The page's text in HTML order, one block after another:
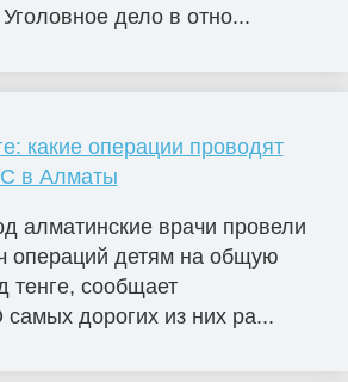
дело в отно...
какие операции проводят
в Алматы
алматинские врачи провели
операций детям на общую
тенге, сообщает
дорогих из них ра...